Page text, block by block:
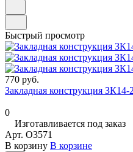
Быстрый просмотр
770 руб.
Закладная конструкция ЗК14-
0
Изготавливается под заказ
Арт. O3571
В корзину В корзине